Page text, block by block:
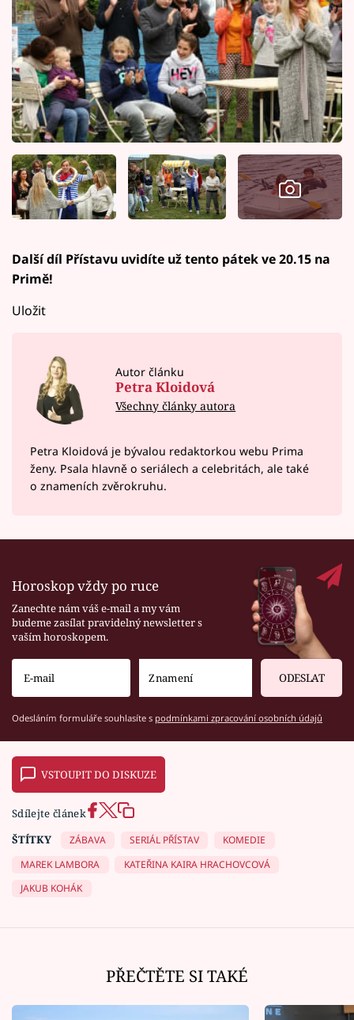
Další díl Přístavu uvidíte už tento pátek ve 20.15 na
Primě!
Uložit
Autor článku
Petra Kloidová
Všechny články autora
Petra Kloidová je bývalou redaktorkou webu Prima
ženy. Psala hlavně o seriálech a celebritách, ale také
o znameních zvěrokruhu.
Horoskop vždy po ruce
Zanechte nám váš e-mail a my vám
budeme zasílat pravidelný newsletter s
vaším horoskopem.
ODESLAT
Odesláním formuláře souhlasíte s podmínkami zpracování osobních údajů
VSTOUPIT DO DISKUZE
Sdílejte článek
ŠTÍTKY
ZÁBAVA SERIÁL PŘÍSTAV
KOMEDIE
MAREK LAMBORA
KATEŘINA KAIRA HRACHOVCOVÁ
JAKUB KOHÁK
PŘEČTĚTE SI TAKÉ